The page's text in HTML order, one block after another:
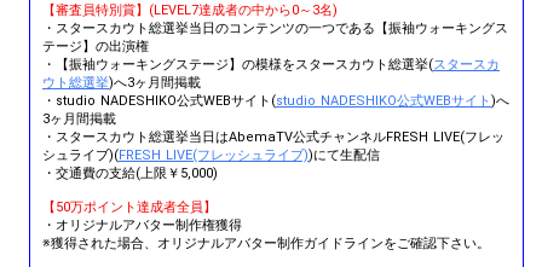
【審査員特別賞】(LEVEL7達成者の中から0～3名)
・スタースカウト総選挙当日のコンテンツの一つである【振袖ウォーキングス
テージ】の出演権
・【振袖ウォーキングステージ】の模様をスタースカウト総選挙(スタースカ
ウト総選挙)へ3ヶ月間掲載
・studio NADESHIKO公式WEBサイト(studio NADESHIKO公式WEBサイト)へ
3ヶ月間掲載
・スタースカウト総選挙当日はAbemaTV公式チャンネルFRESH LIVE(フレッ
シュライブ)(FRESH LIVE(フレッシュライブ))にて生配信
・交通費の支給(上限￥5,000)
【50万ポイント達成者全員】
・オリジナルアバター制作権獲得
※獲得された場合、オリジナルアバター制作ガイドラインをご確認下さい。